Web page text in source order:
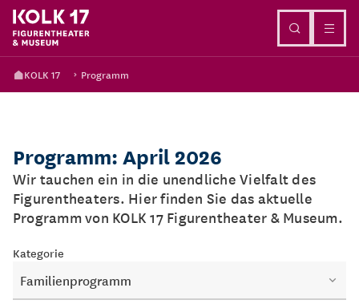
KOLK 17 Programm
Programm: April 2026
Wir tauchen ein in die unendliche Vielfalt des
Figurentheaters. Hier finden Sie das aktuelle
Programm von KOLK 17 Figurentheater & Museum.
Kategorie
Familienprogramm